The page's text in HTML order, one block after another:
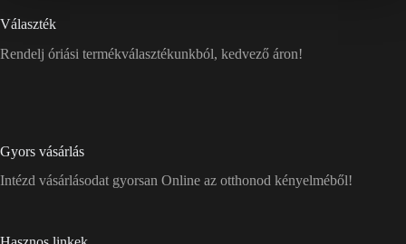
Választék
Rendelj óriási termékválasztékunkból, kedvező áron!
Gyors vásárlás
Intézd vásárlásodat gyorsan Online az otthonod kényelméből!